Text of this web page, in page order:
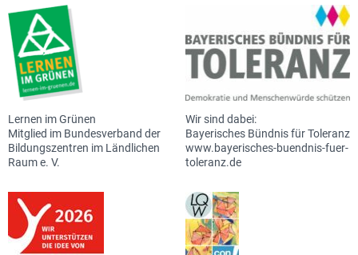
Lernen im Grünen
Mitglied im Bundesverband der
Bildungszentren im Ländlichen
Raum e. V.
Wir sind dabei:
Bayerisches Bündnis für Toleranz
www.bayerisches-buendnis-fuer-
toleranz.de